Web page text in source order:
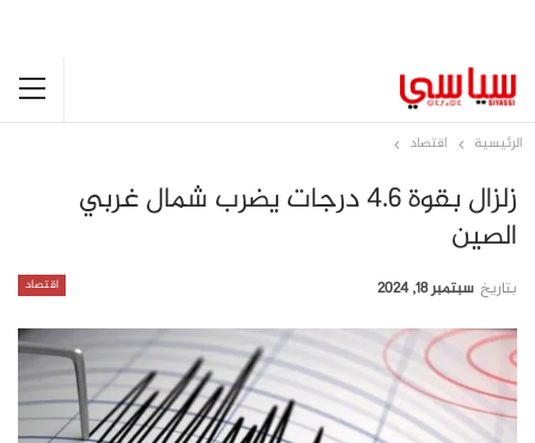
الرئيسية اقتصاد
زلزال بقوة 4.6 درجات يضرب شمال غربي
الصين
اقتصاد بتاريخ سبتمبر 18, 2024